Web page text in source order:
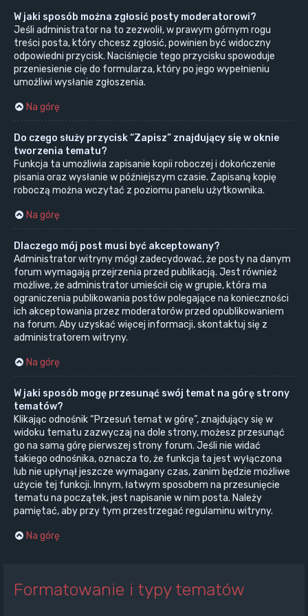
W jaki sposób można zgłosić posty moderatorowi?
Jeśli administrator na to zezwolił, w prawym górnym rogu
treści posta, który chcesz zgłosić, powinien być widoczny
odpowiedni przycisk. Naciśnięcie tego przycisku spowoduje
przeniesienie cię do formularza, który po jego wypełnieniu
umożliwi wysłanie zgłoszenia.
Na górę
Do czego służy przycisk “Zapisz” znajdujący się w oknie
tworzenia tematu?
Funkcja ta umożliwia zapisanie kopii roboczej i dokończenie
pisania oraz wysłanie w późniejszym czasie. Zapisaną kopię
roboczą można wczytać z poziomu panelu użytkownika.
Na górę
Dlaczego mój post musi być akceptowany?
Administrator witryny mógł zadecydować, że posty na danym
forum wymagają przejrzenia przed publikacją. Jest również
możliwe, że administrator umieścił cię w grupie, która ma
ograniczenia publikowania postów polegające na konieczności
ich akceptowania przez moderatorów przed opublikowaniem
na forum. Aby uzyskać więcej informacji, skontaktuj się z
administratorem witryny.
Na górę
W jaki sposób mogę przesunąć swój temat na górę strony
tematów?
Klikając odnośnik “Przesuń temat w górę”, znajdujący się w
widoku tematu zazwyczaj na dole strony, możesz przesunąć
go na samą górę pierwszej strony forum. Jeśli nie widać
takiego odnośnika, oznacza to, że funkcja ta jest wyłączona
lub nie upłynął jeszcze wymagany czas, zanim będzie możliwe
użycie tej funkcji. Innym, łatwym sposobem na przesunięcie
tematu na początek, jest napisanie w nim posta. Należy
pamiętać, aby przy tym przestrzegać regulaminu witryny.
Na górę
Formatowanie i typy tematów